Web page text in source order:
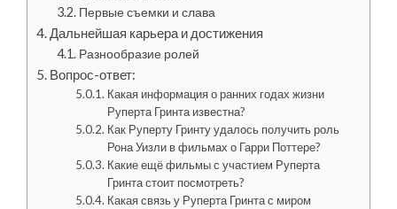
Первые съемки и слава
Дальнейшая карьера и достижения
Разнообразие ролей
Вопрос-ответ:
Какая информация о ранних годах жизни
Руперта Гринта известна?
Как Руперту Гринту удалось получить роль
Рона Уизли в фильмах о Гарри Поттере?
Какие ещё фильмы с участием Руперта
Гринта стоит посмотреть?
Какая связь у Руперта Гринта с миром